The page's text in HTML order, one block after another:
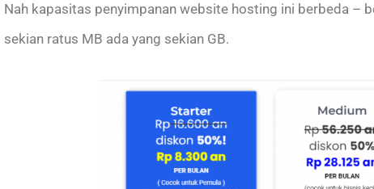
Nah kapasitas penyimpanan website hosting ini berbeda –
sekian ratus MB ada yang sekian GB.